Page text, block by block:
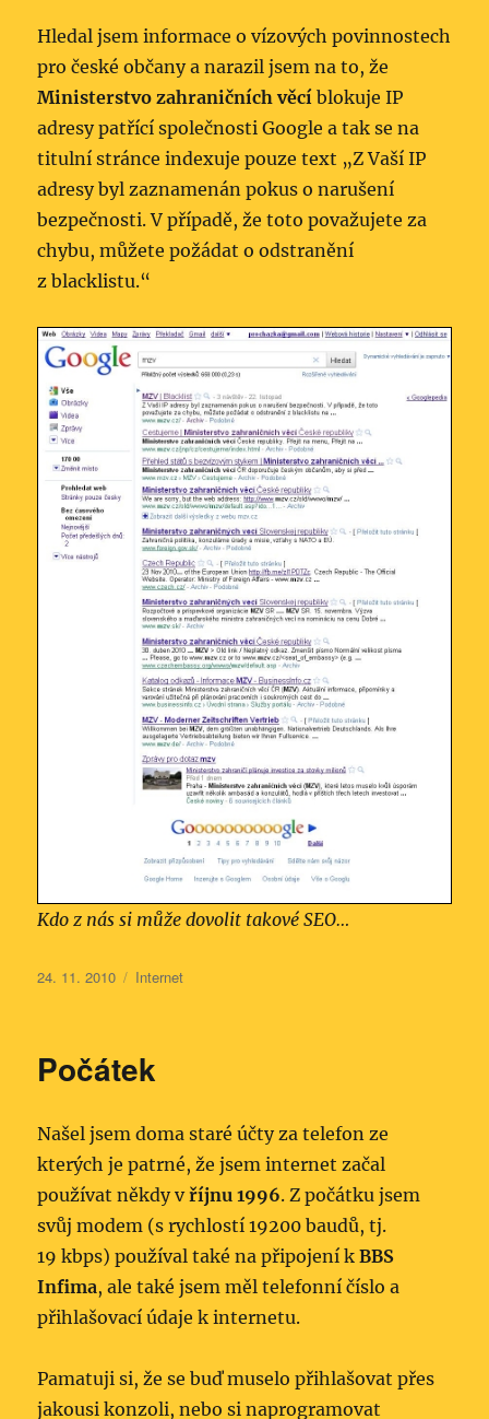
Hledal jsem informace o vízových povinnostech
pro české občany a narazil jsem na to, že
Ministerstvo zahraničních věcí blokuje IP
adresy patřící společnosti Google a tak se na
titulní stránce indexuje pouze text „Z Vaší IP
adresy byl zaznamenán pokus o narušení
bezpečnosti. V případě, že toto považujete za
chybu, můžete požádat o odstranění
z blacklistu.“
Kdo z nás si může dovolit takové SEO…
Publikováno:
24. 11. 2010 Rubriky:
Internet
Počátek
Našel jsem doma staré účty za telefon ze
kterých je patrné, že jsem internet začal
používat někdy vříjnu 1996. Z počátku jsem
svůj modem (s rychlostí 19200 baudů, tj.
19 kbps) používal také na připojení kBBS
Infima, ale také jsem měl telefonní číslo a
přihlašovací údaje k internetu.
Pamatuji si, že se buď muselo přihlašovat přes
jakousi konzoli, nebo si naprogramovat